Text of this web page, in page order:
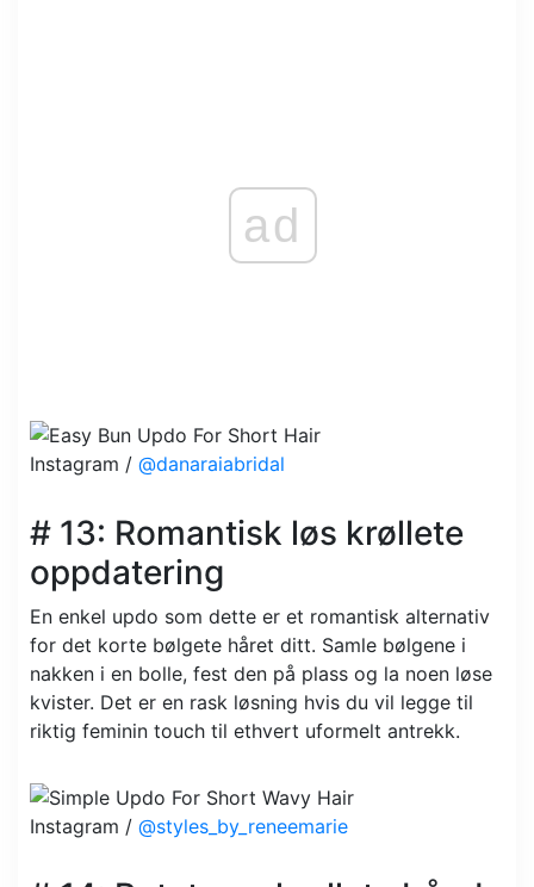
ad
Instagram / @danaraiabridal
# 13: Romantisk løs krøllete
oppdatering
En enkel updo som dette er et romantisk alternativ
for det korte bølgete håret ditt. Samle bølgene i
nakken i en bolle, fest den på plass og la noen løse
kvister. Det er en rask løsning hvis du vil legge til
riktig feminin touch til ethvert uformelt antrekk.
Instagram / @styles_by_reneemarie